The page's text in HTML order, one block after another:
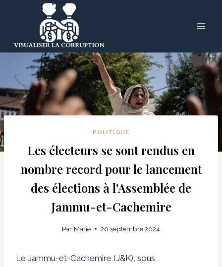
POLITIQUE
Les électeurs se sont rendus en
nombre record pour le lancement
des élections à l'Assemblée de
Jammu-et-Cachemire
Par Marie 20 septembre 2024
Le Jammu-et-Cachemire (J&K), sous